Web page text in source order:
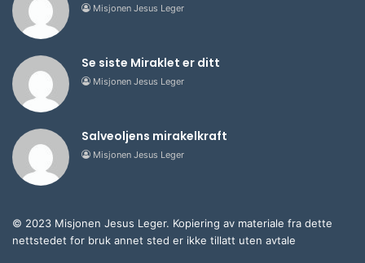
Misjonen Jesus Leger
Se siste Miraklet er ditt
Misjonen Jesus Leger
Salveoljens mirakelkraft
Misjonen Jesus Leger
© 2023 Misjonen Jesus Leger. Kopiering av materiale fra dette
nettstedet for bruk annet sted er ikke tillatt uten avtale